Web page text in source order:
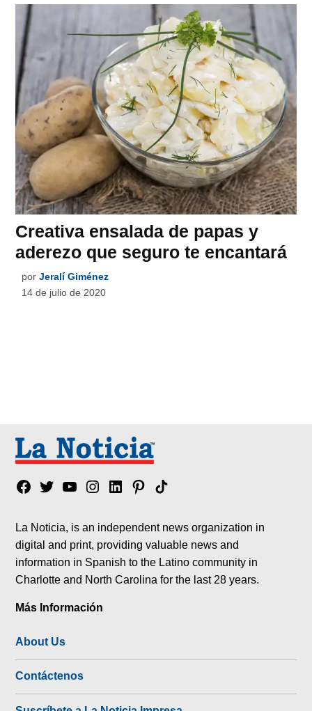
Creativa ensalada de papas y
aderezo que seguro te encantará
por Jeralí Giménez
14 de julio de 2020
Facebook
TwitterYouTubeInstagram
LinkedinPinterest
Tik
La Noticia, is an independent news organization in
digital and print, providing valuable news and
information in Spanish to the Latino community in
Charlotte and North Carolina for the last 28 years.
Más Información
About Us
Contáctenos